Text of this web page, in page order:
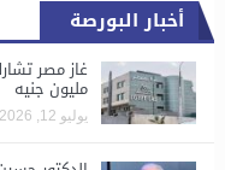
أخبار البورصة
مليون جنيه
يوليو 12, 2026